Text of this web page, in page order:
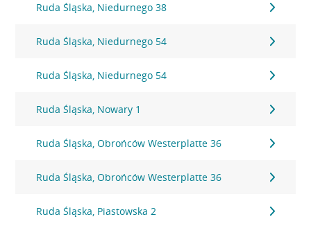
Ruda Śląska, Niedurnego 38
Ruda Śląska, Niedurnego 54
Ruda Śląska, Niedurnego 54
Ruda Śląska, Nowary 1
Ruda Śląska, Obrońców Westerplatte 36
Ruda Śląska, Obrońców Westerplatte 36
Ruda Śląska, Piastowska 2